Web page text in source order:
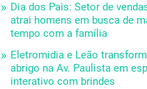
Dia dos Pais: Setor de
atrai homens em busca de
tempo com a família
Eletromidia e Leão
abrigo na Av. Paulista em
interativo com brindes